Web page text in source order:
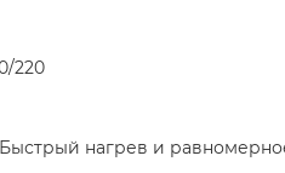
220​
Быстрый нагрев и